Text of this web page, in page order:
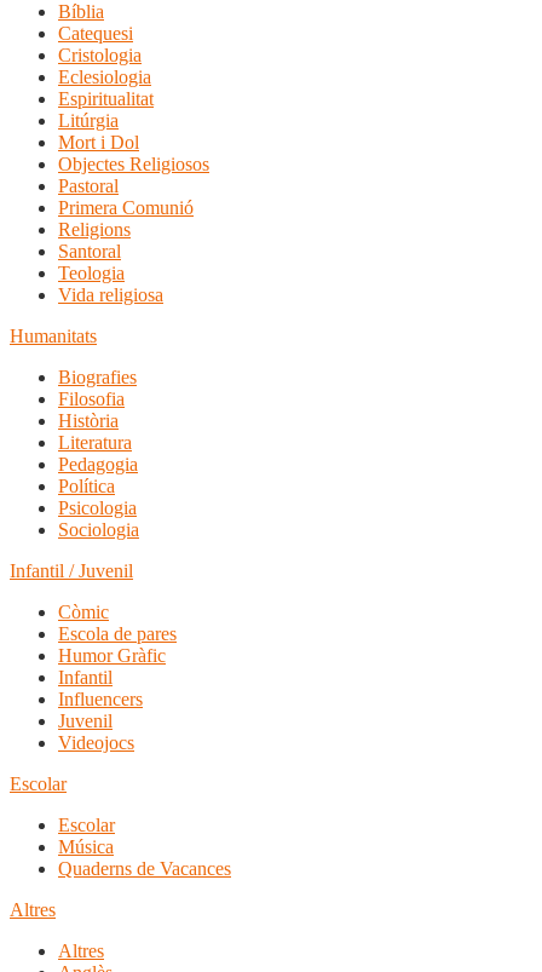
Bíblia
Catequesi
Cristologia
Eclesiologia
Espiritualitat
Litúrgia
Mort i Dol
Objectes Religiosos
Pastoral
Primera Comunió
Religions
Santoral
Teologia
Vida religiosa
Humanitats
Biografies
Filosofia
Història
Literatura
Pedagogia
Política
Psicologia
Sociologia
Infantil / Juvenil
Còmic
Escola de pares
Humor Gràfic
Infantil
Influencers
Juvenil
Videojocs
Escolar
Escolar
Música
Quaderns de Vacances
Altres
Altres